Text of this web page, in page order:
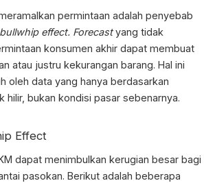
permintaan adalah penyebab
bullwhip effect. Forecastyang tidak
konsumen akhir dapat membuat
atau justru kekurangan barang. Hal ini
oleh data yang hanya berdasarkan
hilir, bukan kondisi pasar sebenarnya.
Effect
dapat menimbulkan kerugian besar bagi
pasokan. Berikut adalah beberapa